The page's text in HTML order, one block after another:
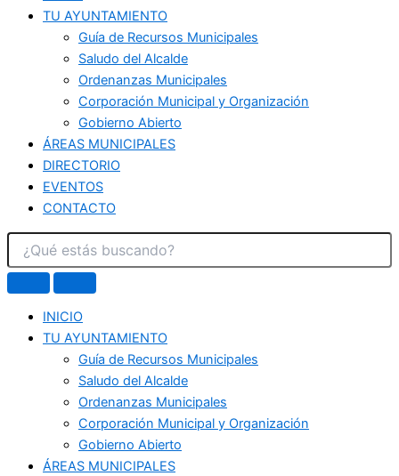
TU AYUNTAMIENTO
Guía de Recursos Municipales
Saludo del Alcalde
Ordenanzas Municipales
Corporación Municipal y Organización
Gobierno Abierto
ÁREAS MUNICIPALES
DIRECTORIO
EVENTOS
CONTACTO
INICIO
TU AYUNTAMIENTO
Guía de Recursos Municipales
Saludo del Alcalde
Ordenanzas Municipales
Corporación Municipal y Organización
Gobierno Abierto
ÁREAS MUNICIPALES